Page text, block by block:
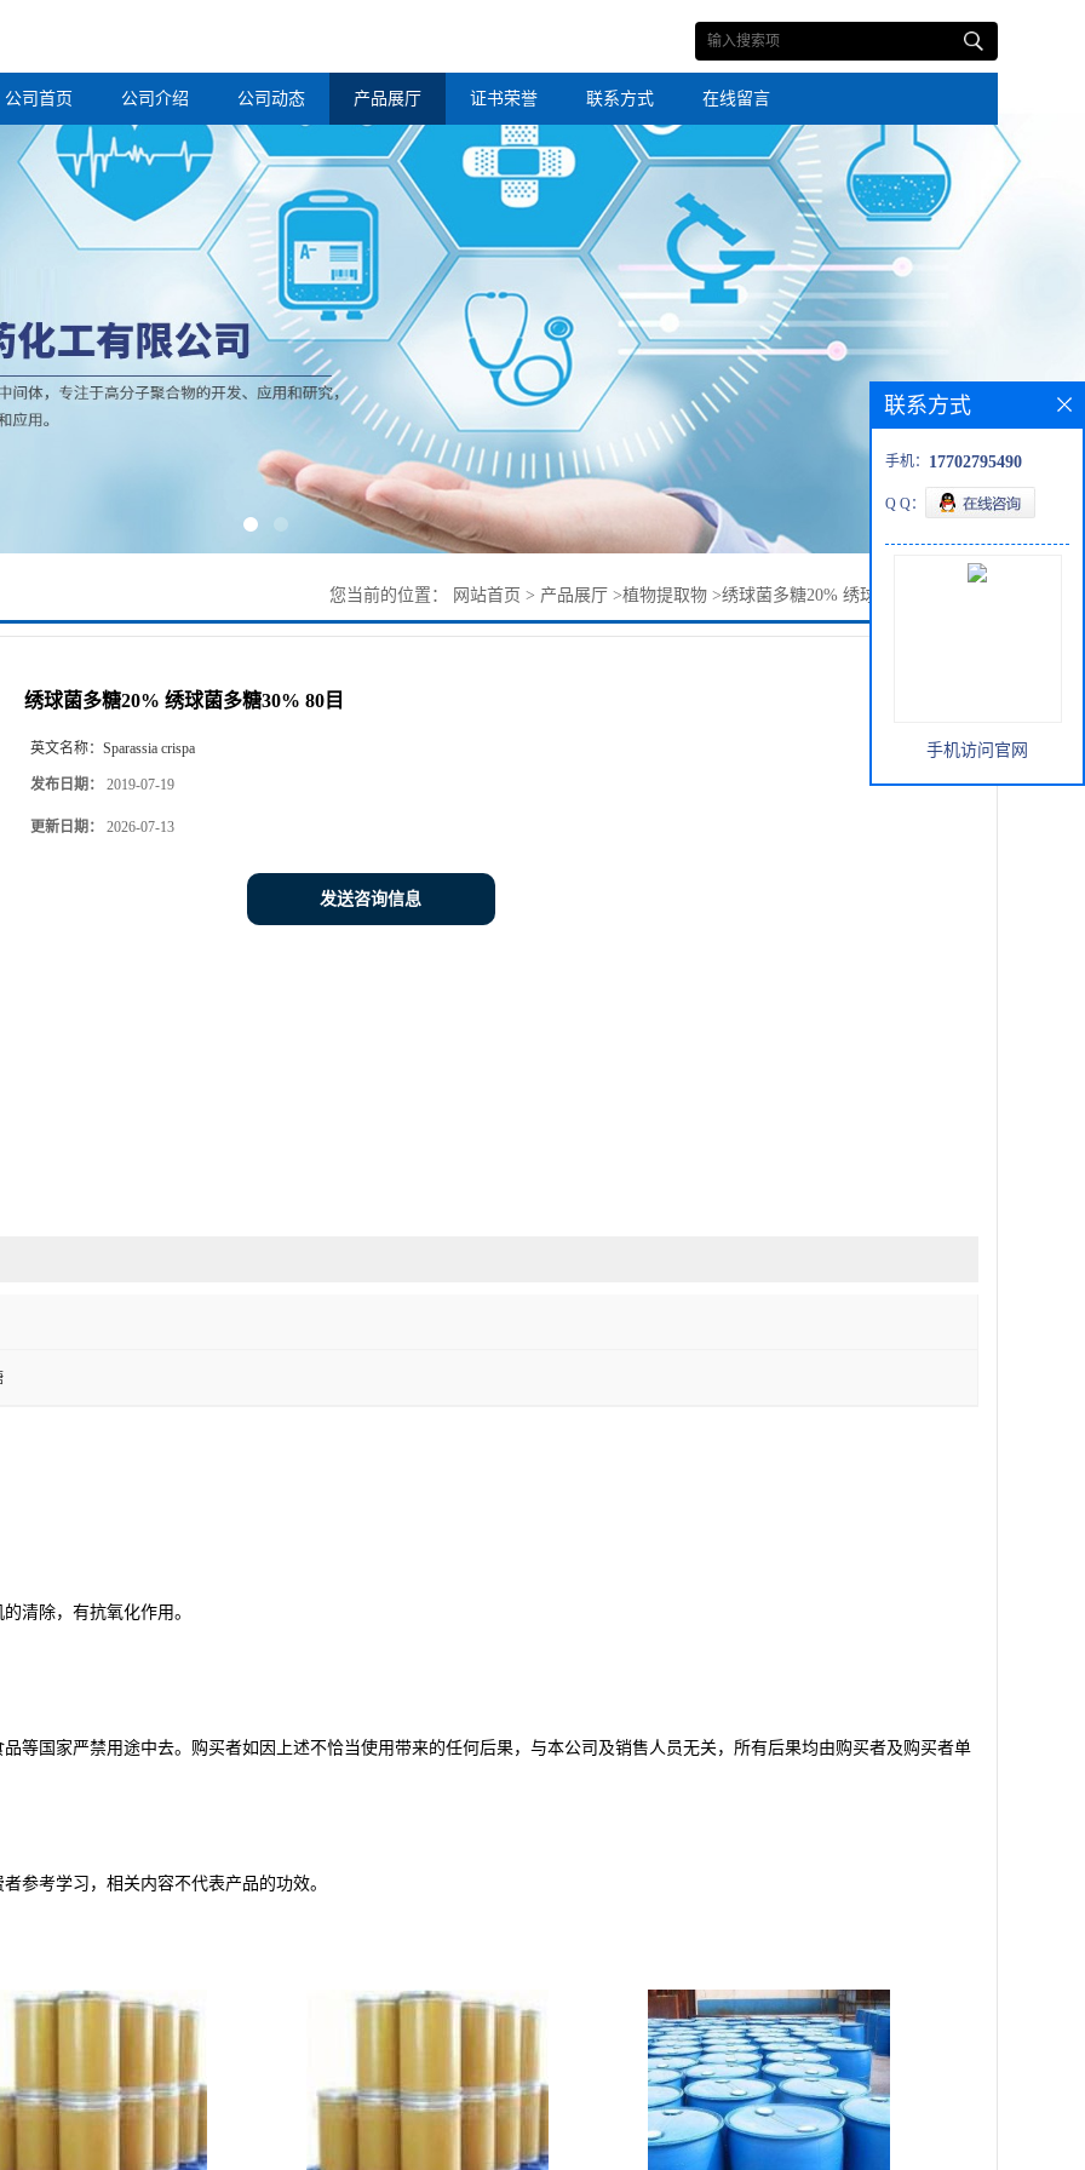
公司首页 公司介绍 公司动态 产品展厅 证书荣誉 联系方式 在线留言
您当前的位置： 网站首页 > 产品展厅 >植物提取物 >绣球菌多糖20% 绣球菌多糖30% 80目
绣球菌多糖20% 绣球菌多糖30% 80目
英文名称： Sparassia crispa
发布日期： 2019-07-19
更新日期： 2026-07-13
发送咨询信息
清除，有抗氧化作用。
等国家严禁用途中去。购买者如因上述不恰当使用带来的任何后果，与本公司及销售人员无关，所有后果均由购买者及购买者单
参考学习，相关内容不代表产品的功效。
联系方式
手机： 17702795490
Q Q：
手机访问官网